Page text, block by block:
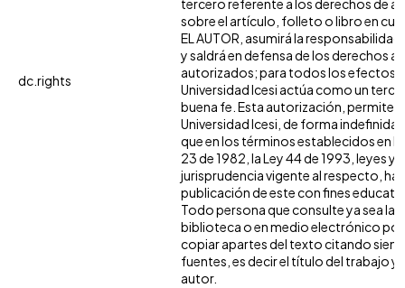
dc.rights
tercero referente a los derechos de
sobre el artículo, folleto o libro en
EL AUTOR, asumirá la
y saldrá en defensa de los derechos
autorizados; para todos los efectos,
Universidad Icesi actúa como un
buena fe. Esta autorización, permite a
Universidad Icesi, de forma indefinida,
que en los términos establecidos en la
23 de 1982, la Ley 44 de 1993, leyes y
jurisprudencia vigente al respecto,
publicación de este con fines
Todo persona que consulte ya sea la
biblioteca o en medio electrónico
copiar apartes del texto citando
fuentes, es decir el título del trabajo y
autor.